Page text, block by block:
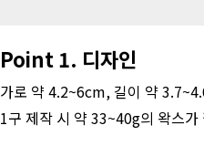
Point 1. 디자인
가로 약 4.2~6cm, 길이 약
1구 제작 시 약 33~40g의 왁스